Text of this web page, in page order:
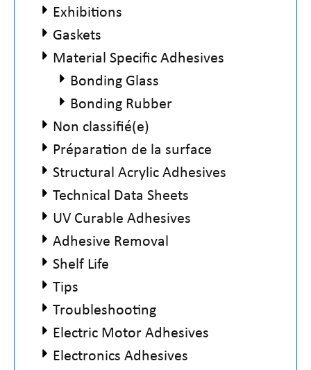
Exhibitions
Gaskets
Material Specific Adhesives
Bonding Glass
Bonding Rubber
Non classifié(e)
Préparation de la surface
Structural Acrylic Adhesives
Technical Data Sheets
UV Curable Adhesives
Adhesive Removal
Shelf Life
Tips
Troubleshooting
Electric Motor Adhesives
Electronics Adhesives